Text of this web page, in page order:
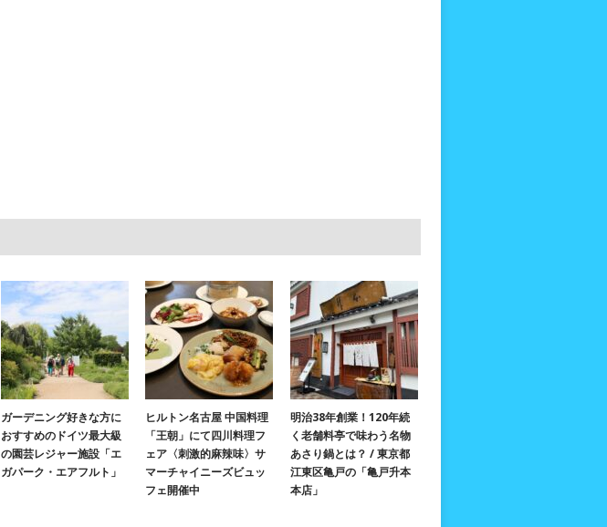
ガーデニング好きな方に
おすすめのドイツ最大級
の園芸レジャー施設「エ
ガパーク・エアフルト」
ヒルトン名古屋 中国料理
「王朝」にて四川料理フ
ェア〈刺激的麻辣味〉サ
マーチャイニーズビュッ
フェ開催中
明治38年創業！120年続
く老舗料亭で味わう名物
あさり鍋とは？ / 東京都
江東区亀戸の「亀戸升本
本店」